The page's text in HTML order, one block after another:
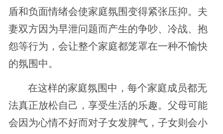
盾和负面情绪会使家庭氛围变得紧张压抑。夫
妻双方因为早泄问题而产生的争吵、冷战、抱
怨等行为，会让整个家庭都笼罩在一种不愉快
的氛围中。
在这样的家庭氛围中，每个家庭成员都无
法真正放松自己，享受生活的乐趣。父母可能
会因为心情不好而对子女发脾气，子女则会小